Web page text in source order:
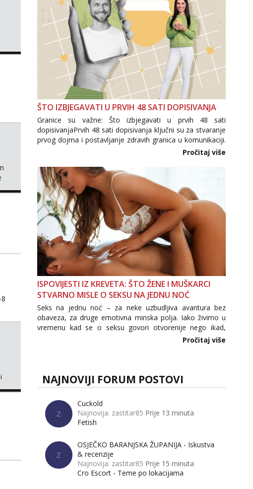
ŠTO IZBJEGAVATI U PRVIH 48 SATI DOPISIVANJA
Granice su važne: Što izbjegavati u prvih 48 sati
dopisivanjaPrvih 48 sati dopisivanja ključni su za stvaranje
prvog dojma i postavljanje zdravih granica u komunikaciji.
Važno je izbjeći prebrzo otkrivanje osobnih ili intimnih
informacija, jer nepoznata osoba još nije zaslužila to
povjerenje. Takođe...
Pročitaj više
ISPOVIJESTI IZ KREVETA: ŠTO ŽENE I MUŠKARCI
STVARNO MISLE O SEKSU NA JEDNU NOĆ
Seks na jednu noć – za neke uzbudljiva avantura bez
obaveza, za druge emotivna minska polja. Iako živimo u
vremenu kad se o seksu govori otvorenije nego ikad,
tema „jedne noći strasti“ i dalje izaziva burne rasprave. Što
Pročitaj više
NAJNOVIJI FORUM POSTOVI
Z
Cuckold
Najnovija: zastitar85 Prije 13 minuta
Fetish
Z
OSJEČKO BARANJSKA ŽUPANIJA - Iskustva
& recenzije
Najnovija: zastitar85 Prije 15 minuta
Cro Escort - Teme po lokacijama